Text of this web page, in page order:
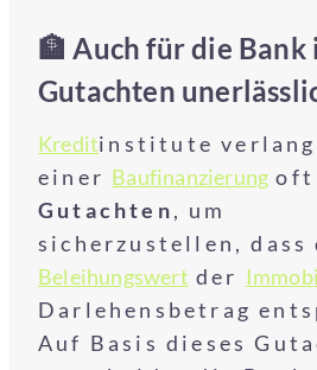
🏦 Auch für die Bank
Gutachten
Kreditinstitute
einer Baufinanzierung oft
Gutachten, um
sicherzustellen, dass
Beleihungswert der
Darlehensbetrag
Auf Basis dieses